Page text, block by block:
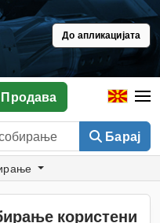
До апликацијата
Барај
Продава
користени